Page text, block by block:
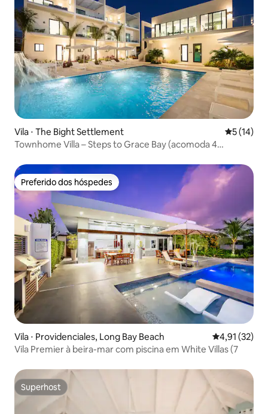
Vila ⋅ The Bight Settlement 5 de uma
5 (14)
Townhome Villa – Steps to Grace Bay (acomoda 4
Preferido dos hóspedes
Preferido dos hóspedes
Vila ⋅ Providenciales, Long Bay Beach 4,91 de uma
4,91 (32)
Vila Premier à beira-mar com piscina em White Villas (7
Superhost
Superhost